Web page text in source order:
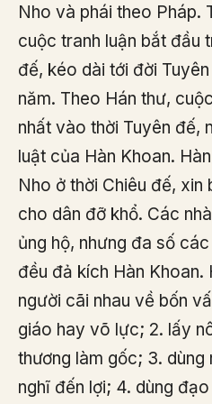
Nho và phái theo Pháp.
cuộc tranh luận bắt đầu
đế, kéo dài tới đời
năm. Theo Hán thư,
nhất vào thời Tuyên đế,
luật của Hàn Khoan.
Nho ở thời Chiêu đế, xin
cho dân đỡ khổ. Các
ủng hộ, nhưng đa số
đều đả kích Hàn Khoan.
người cãi nhau về bốn
giáo hay võ lực; 2. lấy
thương làm gốc; 3. dùng
nghĩ đến lợi; 4. dùng